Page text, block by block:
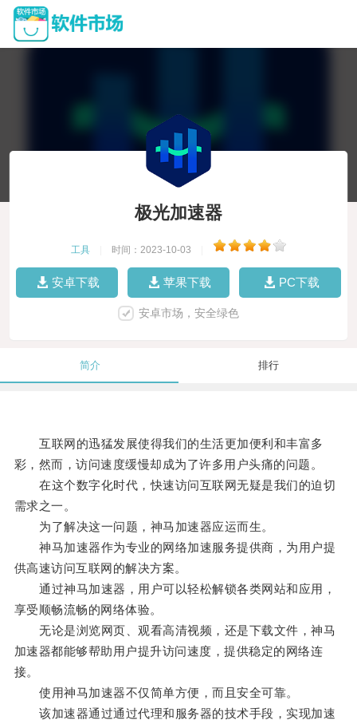
极光加速器
工具 时间：2023-10-03
安卓下载 苹果下载 PC下载
安卓市场，安全绿色
简介 排行
互联网的迅猛发展使得我们的生活更加便利和丰富多
彩，然而，访问速度缓慢却成为了许多用户头痛的问题。
在这个数字化时代，快速访问互联网无疑是我们的迫切
需求之一。
为了解决这一问题，神马加速器应运而生。
神马加速器作为专业的网络加速服务提供商，为用户提
供高速访问互联网的解决方案。
通过神马加速器，用户可以轻松解锁各类网站和应用，
享受顺畅流畅的网络体验。
无论是浏览网页、观看高清视频，还是下载文件，神马
加速器都能够帮助用户提升访问速度，提供稳定的网络连
接。
使用神马加速器不仅简单方便，而且安全可靠。
该加速器通过通过代理和服务器的技术手段，实现加速